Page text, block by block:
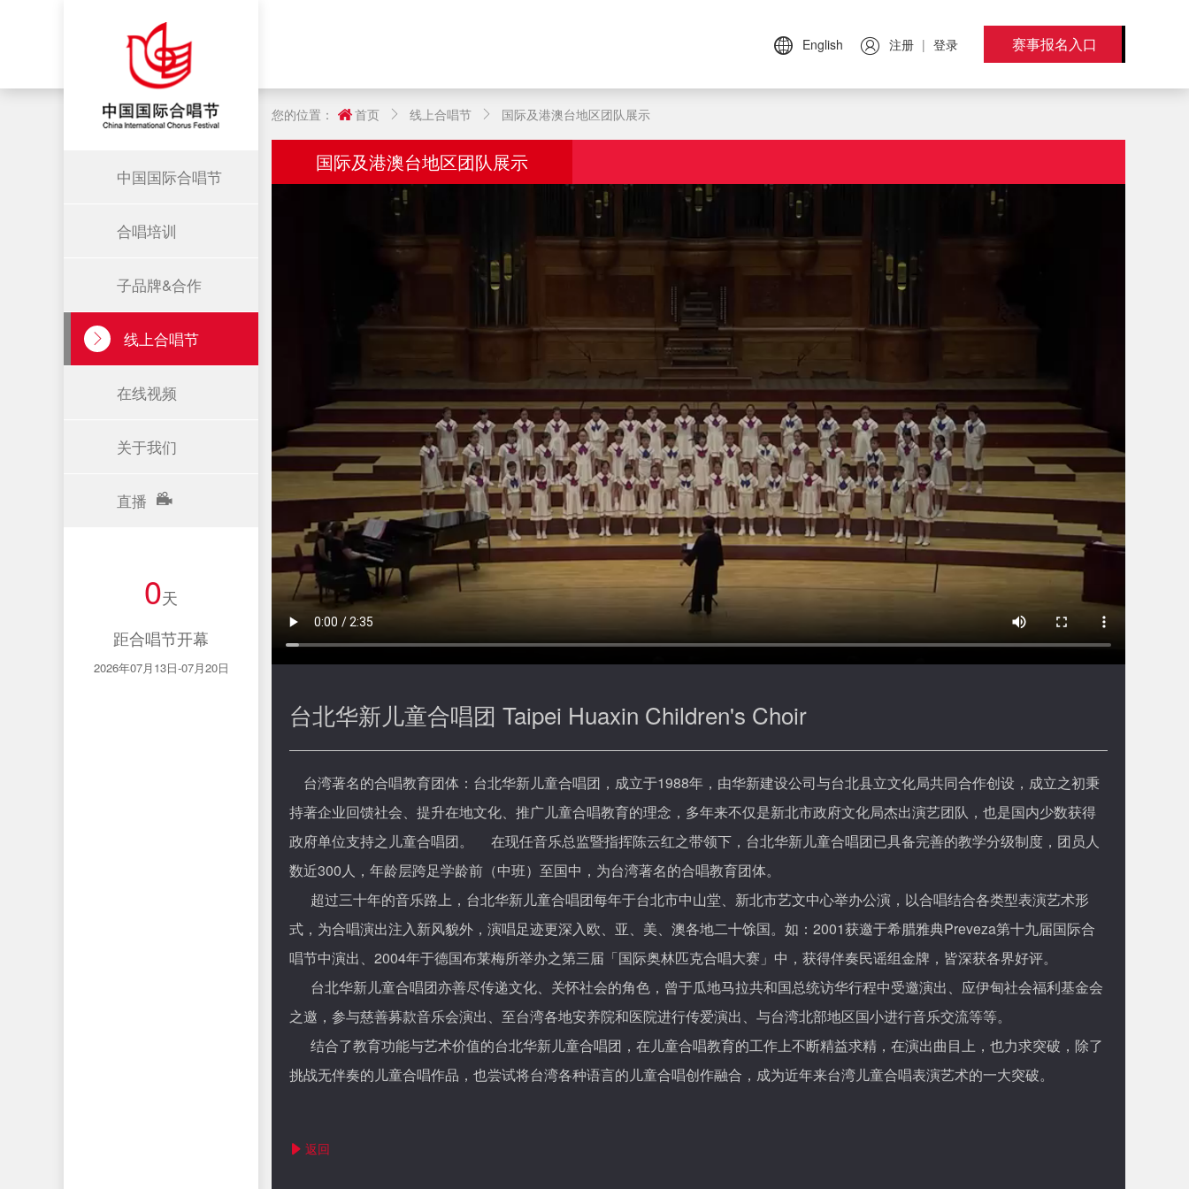
中国国际合唱节
合唱培训
子品牌&合作
线上合唱节
在线视频
关于我们
直播
0天
距合唱节开幕
2026年07月13日-07月20日
English 注册 | 登录 赛事报名入口
您的位置： 首页 线上合唱节 国际及港澳台地区团队展示
国际及港澳台地区团队展示
台北华新儿童合唱团 Taipei Huaxin Children's Choir
台湾著名的合唱教育团体：台北华新儿童合唱团，成立于1988年，由华新建设公司与台北县立文化局共同合作创设，成立之初秉
持著企业回馈社会、提升在地文化、推广儿童合唱教育的理念，多年来不仅是新北市政府文化局杰出演艺团队，也是国内少数获得
政府单位支持之儿童合唱团。
在现任音乐总监暨指挥陈云红之带领下，台北华新儿童合唱团已具备完善的教学分级制度，团员人
数近300 人，年龄层跨足学龄前（中班）至国中，为台湾著名的合唱教育团体。
超过三十年的音乐路上，台北华新儿童合唱团每年于台北市中山堂、新北市艺文中心举办公演，以合唱结合各类型表演艺术形
式，为合唱演出注入新风貌外，演唱足迹更深入欧、亚、美、澳各地二十馀国。如： 2001获邀于希腊雅典Preveza第十九届国际合
唱节中演出、 2004年于德国布莱梅所举办之第三届「国际奥林匹克合唱大赛」中，获得伴奏民谣组金牌，皆深获各界好评。
台北华新儿童合唱团亦善尽传递文化、关怀社会的角色，曾于瓜地马拉共和国总统访华行程中受邀演出、应伊甸社会福利基金会
之邀，参与慈善募款音乐会演出、至台湾各地安养院和医院进行传爱演出、与台湾北部地区国小进行音乐交流等等。
结合了教育功能与艺术价值的台北华新儿童合唱团，在儿童合唱教育的工作上不断精益求精，在演出曲目上，也力求突破，除了
挑战无伴奏的儿童合唱作品，也尝试将台湾各种语言的儿童合唱创作融合，成为近年来台湾儿童合唱表演艺术的一大突破。
返回